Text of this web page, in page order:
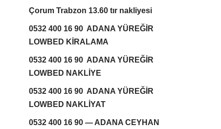
Çorum Trabzon 13.60 tır nakliyesi
0532 400 16 90 ADANA YÜREĞİR
LOWBED KİRALAMA
0532 400 16 90 ADANA YÜREĞİR
LOWBED NAKLİYE
0532 400 16 90 ADANA YÜREĞİR
LOWBED NAKLİYAT
0532 400 16 90 — ADANA CEYHAN